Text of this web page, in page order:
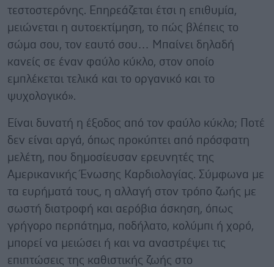
τεστοστερόνης. Επηρεάζεται έτσι η επιθυμία,
μειώνεται η αυτοεκτίμηση, το πώς βλέπεις το
σώμα σου, τον εαυτό σου… Μπαίνει δηλαδή
κανείς σε έναν φαύλο κύκλο, στον οποίο
εμπλέκεται τελικά και το οργανικό και το
ψυχολογικό».
Είναι δυνατή η έξοδος από τον φαύλο κύκλο; Ποτέ
δεν είναι αργά, όπως προκύπτει από πρόσφατη
μελέτη, που δημοσίευσαν ερευνητές της
Αμερικανικής Ένωσης Καρδιολογίας. Σύμφωνα με
τα ευρήματά τους, η αλλαγή στον τρόπο ζωής με
σωστή διατροφή και αερόβια άσκηση, όπως
γρήγορο περπάτημα, ποδήλατο, κολύμπι ή χορό,
μπορεί να μειώσει ή και να αναστρέψει τις
επιπτώσεις της καθιστικής ζωής στο